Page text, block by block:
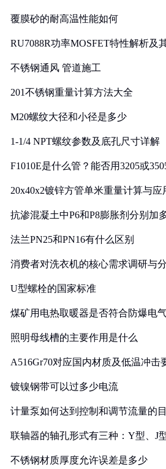
覆膜砂的耐高温性能如何
RU7088R功率MOSFET特性解析及
不锈钢通风 管道施工
201不锈钢重量计算方法大全
M20螺纹大径和小径是多少
1-1/4 NPT螺纹参数及底孔尺寸详解
F1010E是什么管？能否用3205或
20x40x2镀锌方管单米重量计算与应
抗渗混凝土中P6和P8膨胀剂分别加
法兰PN25和PN16有什么区别
消费者对洗衣机的核心需求调研与
U型螺栓的国家标准
煤矿用电热取暖器是否符合防爆电
照明母线槽的主要作用是什么
A516Gr70对应国内材质及低温冲击
镀镍钢带可以过多少电流
计量泵如何达到控制和调节流量的
联轴器的轴孔形式有三种：Y型、J
不锈钢材质厚度允许误差是多少